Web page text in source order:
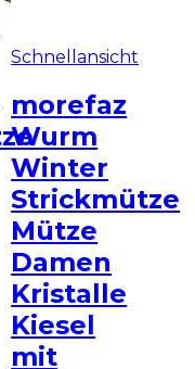
Schnellansicht
morefaz
Wurm
Winter
Strickmütze
Mütze
Damen
Kristalle
Kiesel
mit